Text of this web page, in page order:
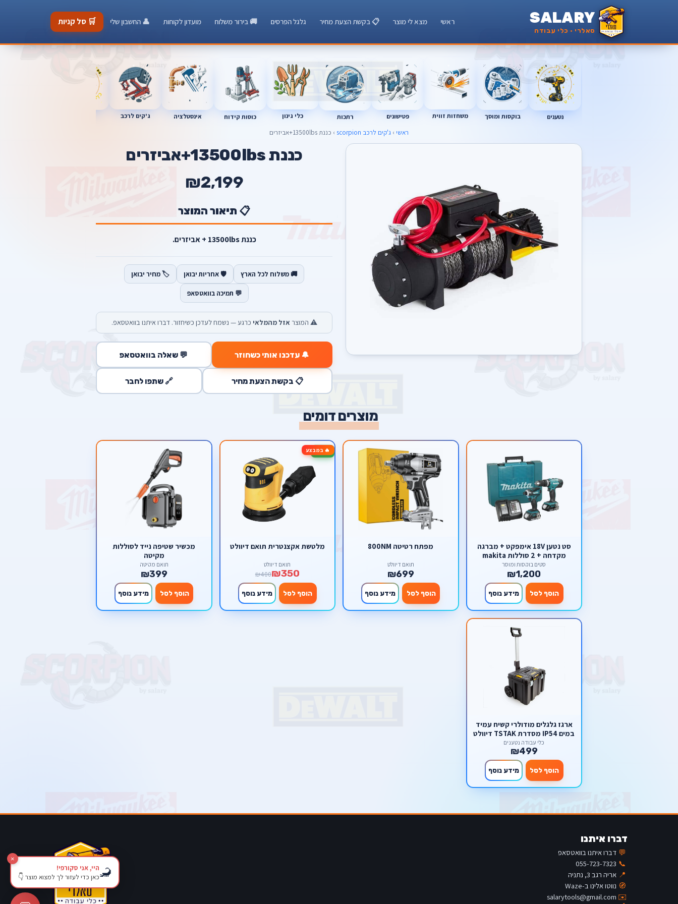
SALARY
סאלרי · כלי עבודה
ראשי מצא לי מוצר 📋 בקשת הצעת מחיר גלגל הפרסים 🚚 בירור משלוח מועדון לקוחות 👤 החשבון שלי 🛒 סל קניות
נטענים בוקסות ומוסך משחזות זווית פטישונים רתכות כלי גינון כוסות קידוח אינסטלציה ג'קים לרכב
ראשי › ג'קים לרכב scorpion › כננת 13500lbs+אביזרים
כננת 13500lbs+אביזרים
₪2,199
📋 תיאור המוצר
כננת 13500lbs + אביזרים.
🚚 משלוח לכל הארץ 🛡️ אחריות יבואן 🏷️ מחיר יבואן
💬 תמיכה בוואטסאפ
⚠️ המוצר אזל מהמלאי כרגע — נשמח לעדכן כשיחזור. דברו איתנו בוואטסאפ.
🔔 עדכנו אותי כשחוזר 💬 שאלה בוואטסאפ
📋 בקשת הצעת מחיר 🔗 שתפו לחבר
מוצרים דומים
סט נטען 18V אימפקט + מברגה
מקדחה + 2 סוללות makita
סטים בוקסות ומוסך
₪1,200
הוסף לסל מידע נוסף
מפתח רטיטה 800NM
תואם דיוולט
₪699
הוסף לסל מידע נוסף
🔥 במבצע-13%
מלטשת אקצנטרית תואם דיוולט
תואם דיוולט
₪350
₪400
הוסף לסל מידע נוסף
מכשיר שטיפה נייד לסוללות
מקיטה
תואם מקיטה
₪399
הוסף לסל מידע נוסף
ארגז גלגלים מודולרי קשיח עמיד
במים IP54 מסדרת TSTAK דיוולט
DWST83347-1 DeWALT
כלי עבודה נטענים
₪499
הוסף לסל מידע נוסף
דברו איתנו
💬 דברו איתנו בוואטסאפ
📞
055-723-7323
📍 אריה רגב 3, נתניה
🧭 נווטו אלינו ב-Waze
✉️
salarytools@gmail.com
×
🦂היי, אני סקורפי!
כאן כדי לעזור לך למצוא מוצר 👇